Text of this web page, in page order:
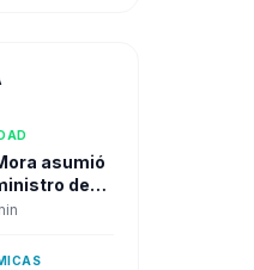
asumió
de
y prometió
en